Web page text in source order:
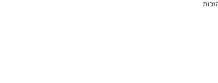
שושנה פרסיץ 15 תל אביב-יפו לפרטים נוספים טלפון: 03-6902470 *הזכות